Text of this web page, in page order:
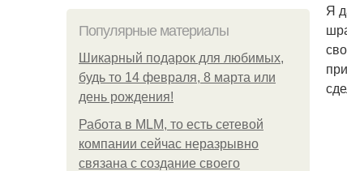
Популярные материалы
Шикарный подарок для любимых,
будь то 14 февраля, 8 марта или
день рождения!
Работа в MLM, то есть сетевой
компании сейчас неразрывно
связана с создание своего
Я